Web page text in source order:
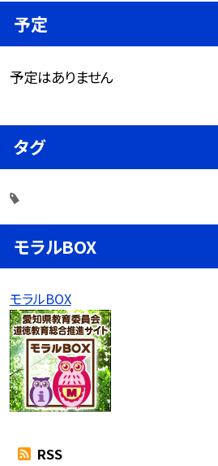
予定
予定はありません
タグ
モラルBOX
モラルBOX
RSS